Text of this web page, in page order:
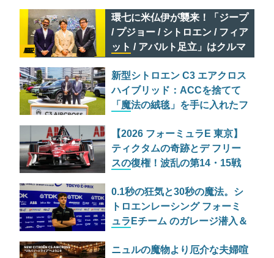
環七に米仏伊が襲来！「ジープ
/ プジョー / シトロエン / フィア
ット / アバルト足立」はクルマ
AD FEATURE
新型シトロエン C3 エアクロス
ハイブリッド：ACCを捨てて
「魔法の絨毯」を手に入れたフ
【2026 フォーミュラE 東京】
ティクタムの奇跡とデ フリー
スの復権！波乱の第14・15戦
0.1秒の狂気と30秒の魔法。シ
トロエンレーシング フォーミ
ュラEチーム のガレージ潜入＆
チームインタビュー
ニュルの魔物より厄介な夫婦喧